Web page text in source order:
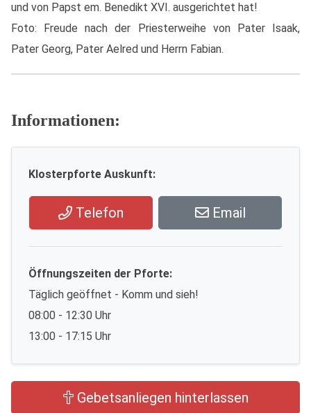
und von Papst em. Benedikt XVI. ausgerichtet hat!
Foto: Freude nach der Priesterweihe von Pater Isaak,
Pater Georg, Pater Aelred und Herrn Fabian.
Informationen:
Klosterpforte Auskunft:
Telefon Email
Öffnungszeiten der Pforte:
Täglich geöffnet - Komm und sieh!
08:00 - 12:30 Uhr
13:00 - 17:15 Uhr
Gebetsanliegen hinterlassen